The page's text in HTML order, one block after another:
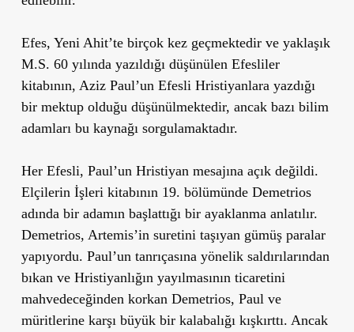
Efes, Yeni Ahit’te birçok kez geçmektedir ve yaklaşık
M.S. 60 yılında yazıldığı düşünülen Efesliler
kitabının, Aziz Paul’un Efesli Hristiyanlara yazdığı
bir mektup olduğu düşünülmektedir, ancak bazı bilim
adamları bu kaynağı sorgulamaktadır.
Her Efesli, Paul’un Hristiyan mesajına açık değildi.
Elçilerin İşleri kitabının 19. bölümünde Demetrios
adında bir adamın başlattığı bir ayaklanma anlatılır.
Demetrios, Artemis’in suretini taşıyan gümüş paralar
yapıyordu. Paul’un tanrıçasına yönelik saldırılarından
bıkan ve Hristiyanlığın yayılmasının ticaretini
mahvedeceğinden korkan Demetrios, Paul ve
müritlerine karşı büyük bir kalabalığı kışkırttı. Ancak